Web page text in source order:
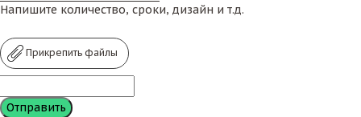
Напишите количество, сроки, дизайн и т.д.
Прикрепить файлы